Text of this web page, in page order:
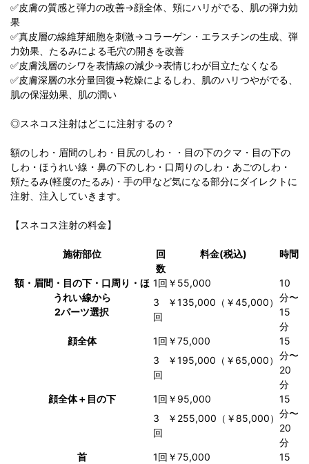
✅皮膚の質感と弾力の改善→顔全体、頬にハリがでる、肌の弾力効
果
✅真皮層の線維芽細胞を刺激→コラーゲン・エラスチンの生成、弾
力効果、たるみによる毛穴の開きを改善
✅皮膚浅層のシワを表情線の減少→表情じわが目立たなくなる
✅皮膚深層の水分量回復→乾燥によるしわ、肌のハリつやがでる、
肌の保湿効果、肌の潤い
◎スネコス注射はどこに注射するの？
額のしわ・眉間のしわ・目尻のしわ・・目の下のクマ・目の下の
しわ・ほうれい線・鼻の下のしわ・口周りのしわ・あごのしわ・
頬たるみ(軽度のたるみ)・手の甲など気になる部分にダイレクトに
注射、注入していきます。
【スネコス注射の料金】
施術部位
回
数
料金(税込) 時間
額・眉間・目の下・口周り・ほ
うれい線から
2パーツ選択
1回 ￥55,000
10
分〜
15
分
3
回
￥135,000（￥45,000）
顔全体 1回 ￥75,000
15
分〜
20
分
3
回
￥195,000（￥65,000）
顔全体＋目の下 1回 ￥95,000
15
分〜
20
分
3
回
￥255,000（￥85,000）
首 1回 ￥75,000
15